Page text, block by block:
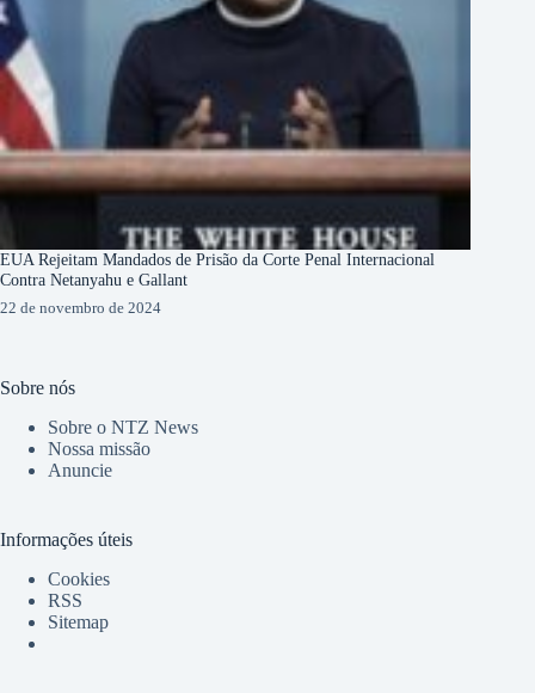
EUA Rejeitam Mandados de Prisão da Corte Penal Internacional
Contra Netanyahu e Gallant
22 de novembro de 2024
Sobre nós
Sobre o NTZ News
Nossa missão
Anuncie
Informações úteis
Cookies
RSS
Sitemap